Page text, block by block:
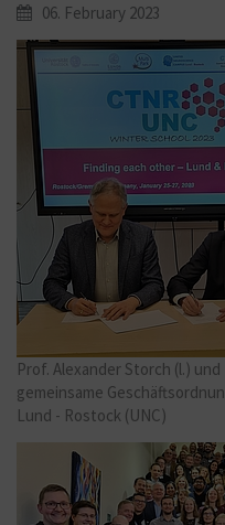
06. February 2023
Prof. Alexander Storch (l.)
gemeinsame
Lund - Rostock (UNC)